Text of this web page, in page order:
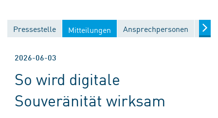
Pressestelle Mitteilungen Ansprechpersonen
2026-06-03
So wird digitale
Souveränität wirksam